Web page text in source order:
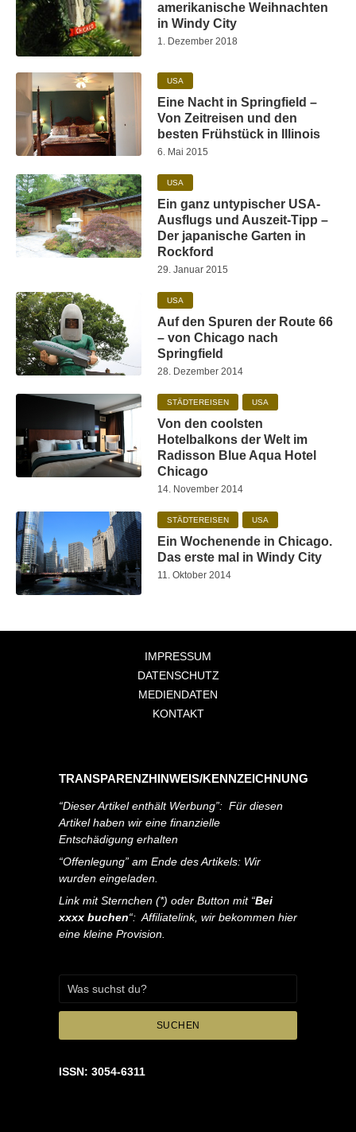
amerikanische Weihnachten
in Windy City
1. Dezember 2018
USA
Eine Nacht in Springfield –
Von Zeitreisen und den
besten Frühstück in Illinois
6. Mai 2015
USA
Ein ganz untypischer USA-
Ausflugs und Auszeit-Tipp –
Der japanische Garten in
Rockford
29. Januar 2015
USA
Auf den Spuren der Route 66
– von Chicago nach
Springfield
28. Dezember 2014
STÄDTEREISEN USA
Von den coolsten
Hotelbalkons der Welt im
Radisson Blue Aqua Hotel
Chicago
14. November 2014
STÄDTEREISEN USA
Ein Wochenende in Chicago.
Das erste mal in Windy City
11. Oktober 2014
IMPRESSUM
DATENSCHUTZ
MEDIENDATEN
KONTAKT
TRANSPARENZHINWEIS/KENNZEICHNUNG
“Dieser Artikel enthält Werbung”: Für diesen
Artikel haben wir eine finanzielle
Entschädigung erhalten
“Offenlegung” am Ende des Artikels: Wir
wurden eingeladen.
Link mit Sternchen (*) oder Button mit “Bei
xxxx buchen“: Affiliatelink, wir bekommen hier
eine kleine Provision.
SUCHEN
ISSN: 3054-6311